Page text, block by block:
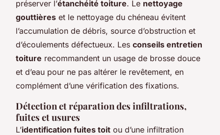
préserver l’étanchéité toiture. Le nettoyage
gouttières et le nettoyage du chéneau évitent
l’accumulation de débris, source d’obstruction et
d’écoulements défectueux. Les conseils entretien
toiture recommandent un usage de brosse douce
et d’eau pour ne pas altérer le revêtement, en
complément d’une vérification des fixations.
Détection et réparation des infiltrations,
fuites et usures
L’identification fuites toit ou d’une infiltration